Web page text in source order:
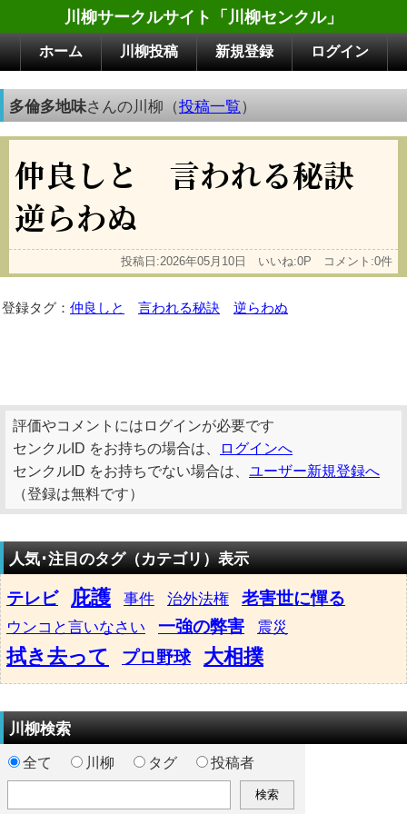
川柳サークルサイト「川柳センクル」
ホーム 川柳投稿 新規登録 ログイン
多倫多地味さんの川柳（投稿一覧）
仲良しと 言われる秘訣
逆らわぬ
投稿日:2026年05月10日 いいね:0P コメント:0件
登録タグ： 仲良しと 言われる秘訣 逆らわぬ
評価やコメントにはログインが必要です
センクルID をお持ちの場合は、
ログインへ
センクルID をお持ちでない場合は、 ユーザー新規登録へ
（登録は無料です）
人気･注目のタグ（カテゴリ）表示
テレビ 庇護 事件 治外法権 老害世に憚る
ウンコと言いなさい 一強の弊害 震災
拭き去って プロ野球 大相撲
川柳検索
全て 川柳 タグ 投稿者